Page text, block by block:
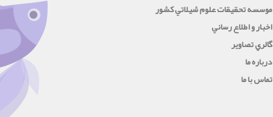
موسسه تحقيقات علوم شيلاتي کشور
اخبار و اطلاع رساني
گالري تصاوير
درباره ما
تماس با ما